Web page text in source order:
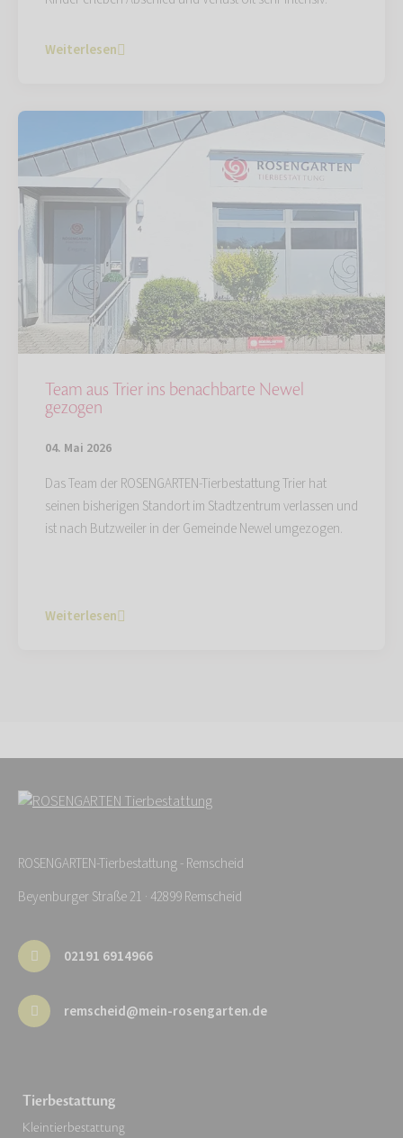
Weiterlesen
Team aus Trier ins benachbarte Newel
gezogen
04. Mai 2026
Das Team der ROSENGARTEN-Tierbestattung Trier hat
seinen bisherigen Standort im Stadtzentrum verlassen und
ist nach Butzweiler in der Gemeinde Newel umgezogen.
Weiterlesen
ROSENGARTEN-Tierbestattung - Remscheid
Beyenburger Straße 21 · 42899 Remscheid
02191 6914966
remscheid@mein-rosengarten.de
Tierbestattung
Kleintierbestattung